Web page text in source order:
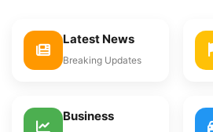
Latest News
Breaking Updates
Business